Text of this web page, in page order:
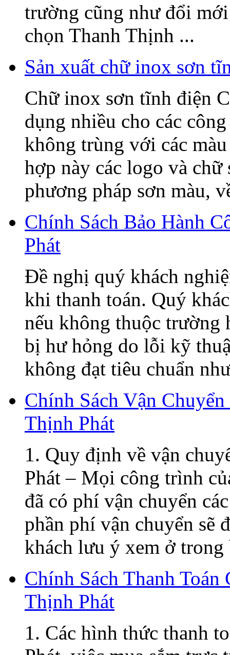
trường cũng như đổi
chọn Thanh Thịnh ...
Sản xuất chữ inox sơn
Chữ inox sơn tĩnh điện
dụng nhiều cho các
không trùng với các
hợp này các logo và chữ
phương pháp sơn màu,
Chính Sách Bảo Hành
Phát
Đề nghị quý khách
khi thanh toán. Quý
nếu không thuộc trường
bị hư hỏng do lỗi kỹ
không đạt tiêu chuẩn
Chính Sách Vận
Thịnh Phát
1. Quy định về vận
Phát – Mọi công trình
đã có phí vận chuyển
phần phí vận chuyển sẽ
khách lưu ý xem ở trong
Chính Sách Thanh Toán
Thịnh Phát
1. Các hình thức thanh